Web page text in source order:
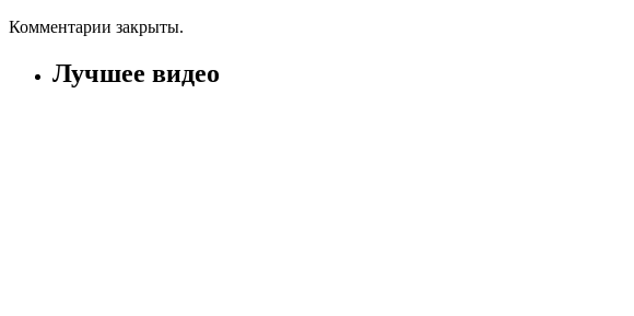
Комментарии закрыты.
Лучшее видео